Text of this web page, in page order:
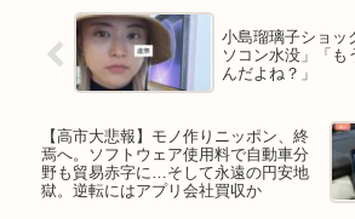
小島瑠璃子ショッ
ソコン水没」「も
んだよね？」
【高市大悲報】モノ作りニッポン、終
焉へ。ソフトウェア使用料で自動車分
野も貿易赤字に…そして永遠の円安地
獄。逆転にはアプリ会社買収か